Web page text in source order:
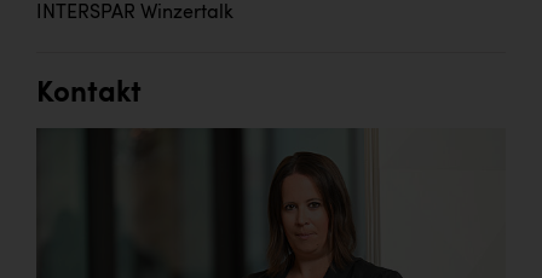
INTERSPAR Winzertalk
Kontakt